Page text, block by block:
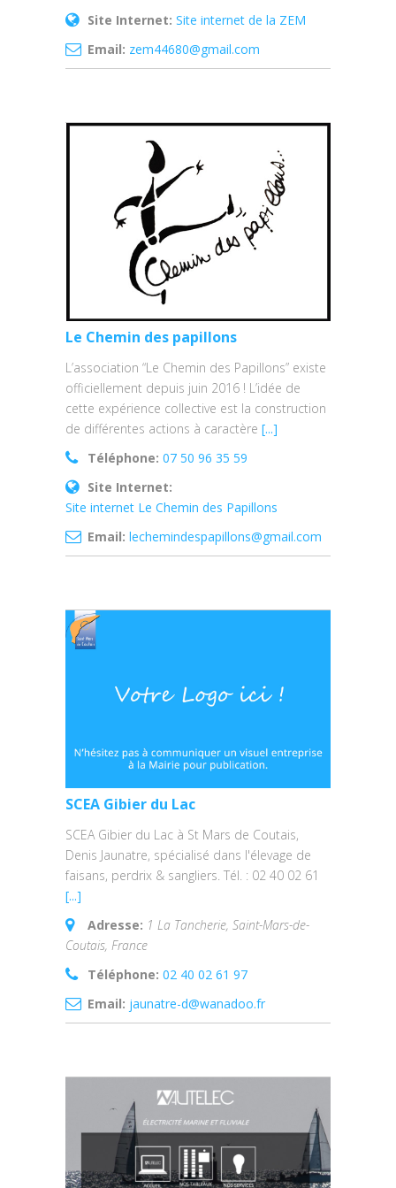
Site Internet: Site internet de la ZEM
Email: zem44680@gmail.com
Le Chemin des papillons
L’association “Le Chemin des Papillons” existe
officiellement depuis juin 2016 ! L’idée de
cette expérience collective est la construction
de différentes actions à caractère [...]
Téléphone: 07 50 96 35 59
Site Internet:
Site internet Le Chemin des Papillons
Email: lechemindespapillons@gmail.com
SCEA Gibier du Lac
SCEA Gibier du Lac à St Mars de Coutais,
Denis Jaunatre, spécialisé dans l'élevage de
faisans, perdrix & sangliers. Tél. : 02 40 02 61
[...]
Adresse: 1 La Tancherie, Saint-Mars-de-
Coutais, France
Téléphone: 02 40 02 61 97
Email: jaunatre-d@wanadoo.fr